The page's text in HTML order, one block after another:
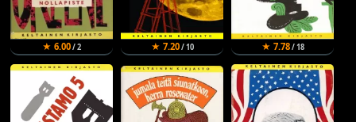
★ 6.00/ 2 ★ 7.20/ 10 ★ 7.78/ 18